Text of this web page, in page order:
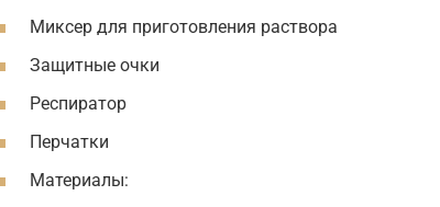
Миксер для приготовления раствора
Защитные очки
Респиратор
Перчатки
Материалы: